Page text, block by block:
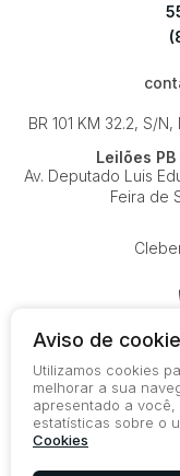
BR 101 KM 32.2, S/
Leilões
Av. Deputado Luis
Feira de
© 2026-
Aviso de
Utilizamos cookies
melhorar a sua
apresentado a
estatísticas sobre o
Cookies